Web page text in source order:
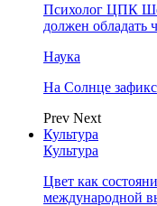
Психолог ЦПК
должен обладать
Наука
На Солнце
Prev Next
Культура
Культура
Цвет как
международной